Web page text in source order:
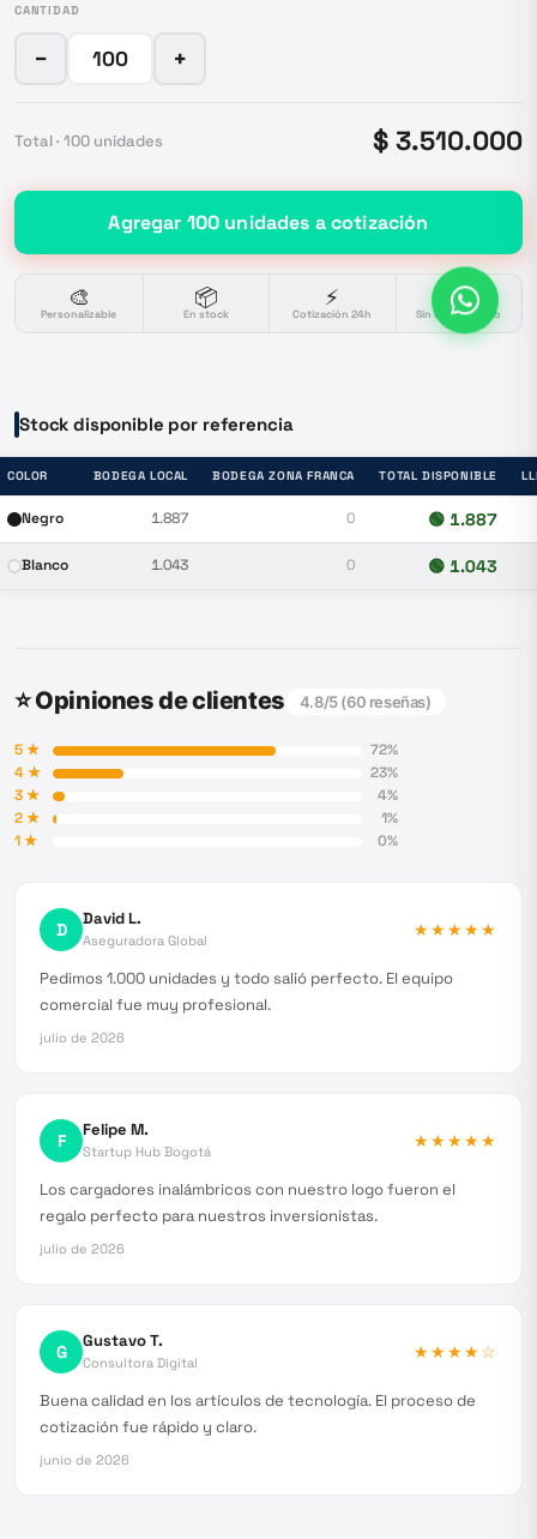
CANTIDAD
− +
Total · 100 unidades $ 3.510.000
Agregar 100 unidades a cotización
🎨
Personalizable
📦
En stock
⚡
Cotización 24h
🔒
Sin compromiso
Stock disponible por referencia
COLOR BODEGA LOCAL BODEGA ZONA FRANCA TOTAL DISPONIBLE
Negro 1.887 0 🟢 1.887
Blanco 1.043 0 🟢 1.043
⭐ Opiniones de clientes 4.8/5 (60 reseñas)
5★ 72%
4★ 23%
3★ 4%
2★ 1%
1★ 0%
D David L.
Aseguradora Global
★★★★★
Pedimos 1.000 unidades y todo salió perfecto. El equipo
comercial fue muy profesional.
julio de 2026
F Felipe M.
Startup Hub Bogotá
★★★★★
Los cargadores inalámbricos con nuestro logo fueron el
regalo perfecto para nuestros inversionistas.
julio de 2026
G Gustavo T.
Consultora Digital
★★★★☆
Buena calidad en los artículos de tecnología. El proceso de
cotización fue rápido y claro.
junio de 2026